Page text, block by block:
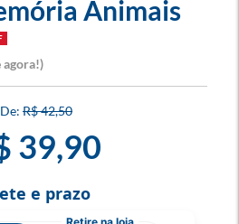
Animais
agora!
R$ 42,50
39,90
e prazo